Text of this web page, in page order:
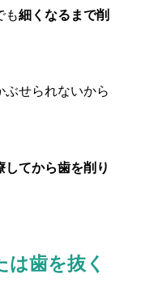
も細くなるまで削
せられないから
してから歯を削り
歯を抜く